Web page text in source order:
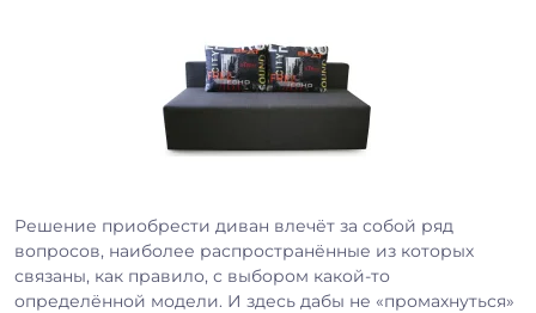
Решение приобрести диван влечёт за собой ряд
вопросов, наиболее распространённые из которых
связаны, как правило, с выбором какой-то
определённой модели. И здесь дабы не «промахнуться»